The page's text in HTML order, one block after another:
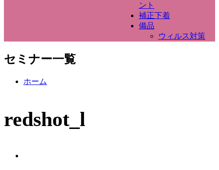
ント
補正下着
備品
ウィルス対策
セミナー一覧
ホーム
redshot_l